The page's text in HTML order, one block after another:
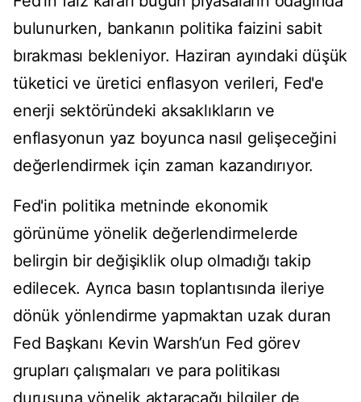
bulunurken, bankanın politika faizini sabit
bırakması bekleniyor. Haziran ayındaki düşük
tüketici ve üretici enflasyon verileri, Fed'e
enerji sektöründeki aksaklıkların ve
enflasyonun yaz boyunca nasıl gelişeceğini
değerlendirmek için zaman kazandırıyor.
Fed'in politika metninde ekonomik
görünüme yönelik değerlendirmelerde
belirgin bir değişiklik olup olmadığı takip
edilecek. Ayrıca basın toplantısında ileriye
dönük yönlendirme yapmaktan uzak duran
Fed Başkanı Kevin Warsh’un Fed görev
grupları çalışmaları ve para politikası